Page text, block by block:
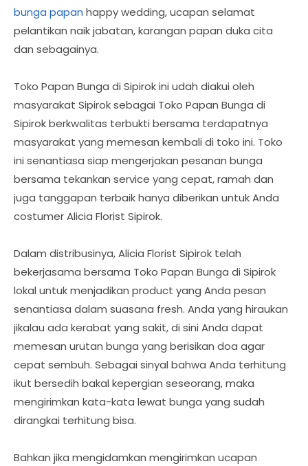
bunga papan happy wedding, ucapan selamat
pelantikan naik jabatan, karangan papan duka cita
dan sebagainya.
Toko Papan Bunga di Sipirok ini udah diakui oleh
masyarakat Sipirok sebagai Toko Papan Bunga di
Sipirok berkwalitas terbukti bersama terdapatnya
masyarakat yang memesan kembali di toko ini. Toko
ini senantiasa siap mengerjakan pesanan bunga
bersama tekankan service yang cepat, ramah dan
juga tanggapan terbaik hanya diberikan untuk Anda
costumer Alicia Florist Sipirok.
Dalam distribusinya, Alicia Florist Sipirok telah
bekerjasama bersama Toko Papan Bunga di Sipirok
lokal untuk menjadikan product yang Anda pesan
senantiasa dalam suasana fresh. Anda yang hiraukan
jikalau ada kerabat yang sakit, di sini Anda dapat
memesan urutan bunga yang berisikan doa agar
cepat sembuh. Sebagai sinyal bahwa Anda terhitung
ikut bersedih bakal kepergian seseorang, maka
mengirimkan kata-kata lewat bunga yang sudah
dirangkai terhitung bisa.
Bahkan jika mengidamkan mengirimkan ucapan